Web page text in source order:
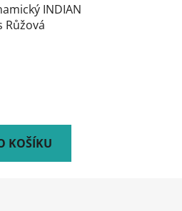
INDIAN
Růžová
KOŠÍKU